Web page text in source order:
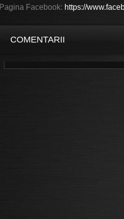
Pagina Facebook: https://
COMENTARII